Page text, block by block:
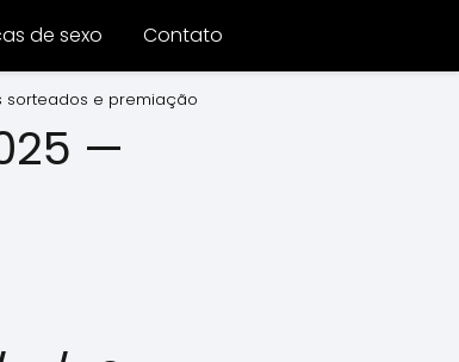
de sexo Contato
sorteados e premiação
—